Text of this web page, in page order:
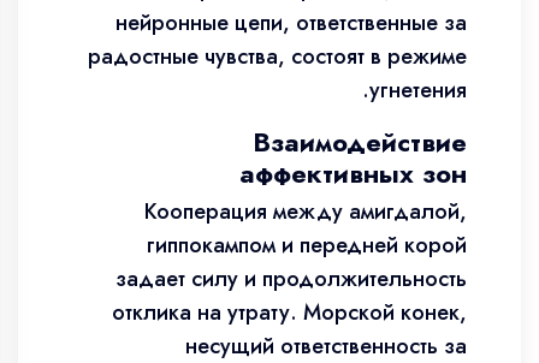
нейронные цепи, ответственные за
радостные чувства, состоят в режиме
угнетения.
Взаимодействие
аффективных зон
Кооперация между амигдалой,
гиппокампом и передней корой
задает силу и продолжительность
отклика на утрату. Морской конек,
несущий ответственность за